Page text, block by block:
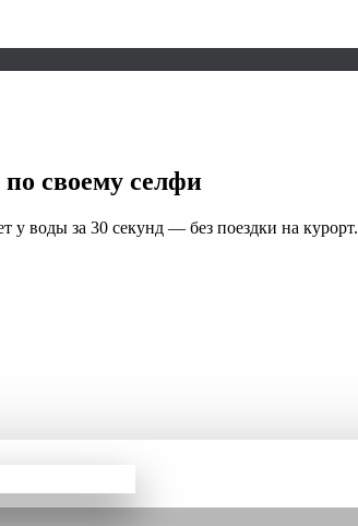
по своему селфи
у воды за 30 секунд — без поездки на курорт.